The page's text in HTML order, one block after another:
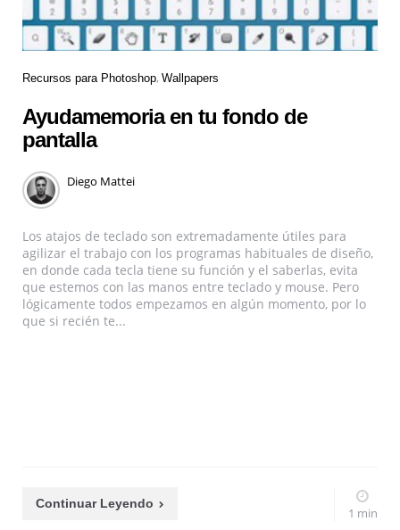
Recursos para Photoshop Wallpapers
Ayudamemoria en tu fondo de
pantalla
Diego Mattei
Los atajos de teclado son extremadamente útiles para
agilizar el trabajo con los programas habituales de diseño,
en donde cada tecla tiene su función y el saberlas, evita
que estemos con las manos entre teclado y mouse. Pero
lógicamente todos empezamos en algún momento, por lo
que si recién te...
Continuar Leyendo
1 min